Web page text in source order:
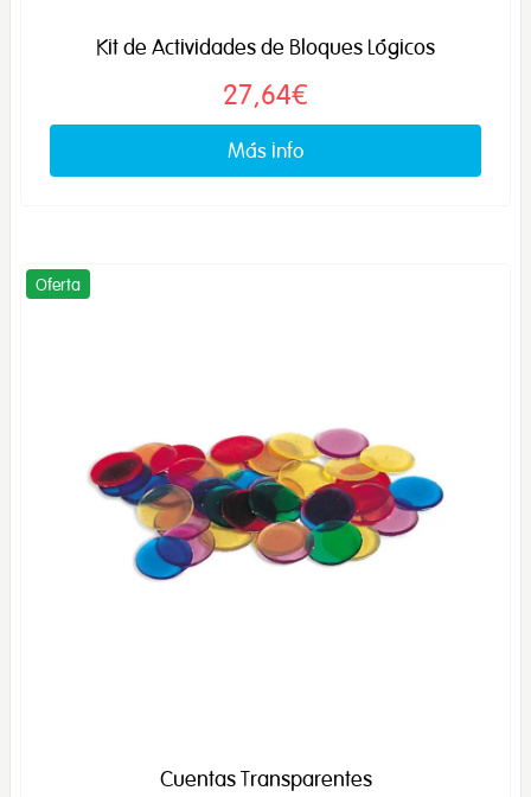
Kit de Actividades de Bloques Lógicos
27,64€
Más info
Oferta
Cuentas Transparentes